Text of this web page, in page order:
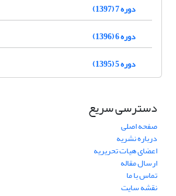
دوره 7 (1397)
دوره 6 (1396)
دوره 5 (1395)
دسترسی سریع
صفحه اصلی
درباره نشریه
اعضای هیات تحریریه
ارسال مقاله
تماس با ما
نقشه سایت